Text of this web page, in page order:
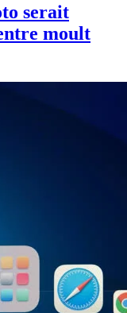
serait
moult